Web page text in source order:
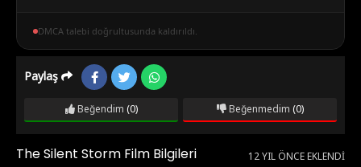
DMCA talebi doğrultusunda kaldırıldı.
Paylaş
Beğendim (0) Beğenmedim (0)
The Silent Storm Film Bilgileri 12 YIL ÖNCE EKLENDI